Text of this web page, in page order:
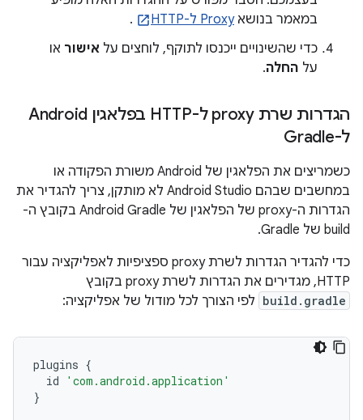
במאמר בנושאProxy ל-HTTP
.
כדי שהשינויים ייכנסו לתוקף, לוחצים על אישור או
על החלה.
הגדרות שרת proxy ל-HTTP בפלאגין Android
ל-Gradle
כשמריצים את הפלאגין של Android משורת הפקודה או
במחשבים שבהם Android Studio לא מותקן, צריך להגדיר את
הגדרות ה-proxy של הפלאגין של Android Gradle בקובץ ה-
build של Gradle.
כדי להגדיר הגדרות לשרת proxy ספציפיות לאפליקציה עבור
HTTP, מגדירים את הגדרות לשרת proxy בקובץ
build.gradle לפי הצורך לכל מודול של אפליקציה:
plugins {
id
'com.android.application'
}